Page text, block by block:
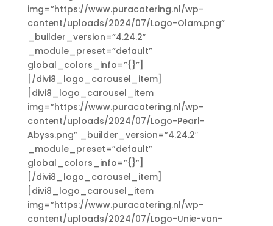
img=”https://www.puracatering.nl/wp-
content/uploads/2024/07/Logo-Olam.png”
_builder_version=”4.24.2″
_module_preset=”default”
global_colors_info=”{}”]
[/divi8_logo_carousel_item]
[divi8_logo_carousel_item
img=”https://www.puracatering.nl/wp-
content/uploads/2024/07/Logo-Pearl-
Abyss.png” _builder_version=”4.24.2″
_module_preset=”default”
global_colors_info=”{}”]
[/divi8_logo_carousel_item]
[divi8_logo_carousel_item
img=”https://www.puracatering.nl/wp-
content/uploads/2024/07/Logo-Unie-van-